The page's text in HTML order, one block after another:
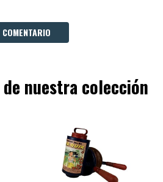
COMENTARIO
nuestra colección